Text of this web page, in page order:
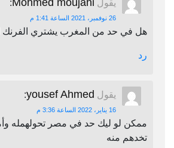
يقول Mohmed moujahi
:
26 نوفمبر، 2021 الساعة 1:41 م
هل في حد من المغرب يشتري
رد
يقول yousef Ahmed
:
16 يناير، 2022 الساعة 3:36 م
ممكن لو ليك حد في مصر تحولهمله
تخدهم منه